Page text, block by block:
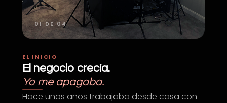
01 DE 04
EL INICIO
El negocio crecía.
Yo me apagaba.
Hace unos años trabajaba desde casa con